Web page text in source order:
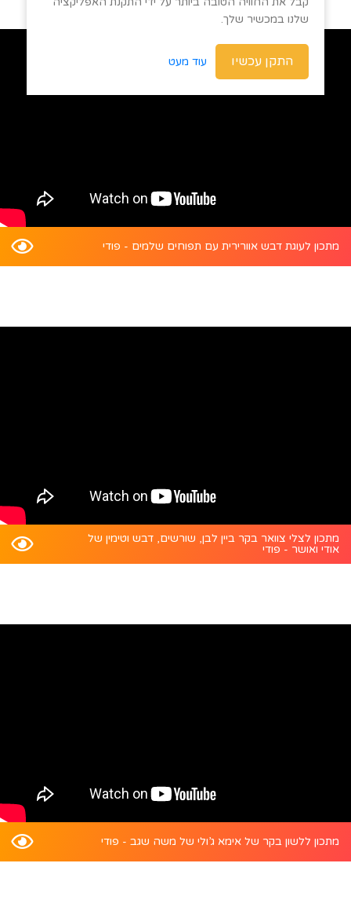
מתכון לעוגת דבש אוורירית עם תפוחים שלמים - פודי
מתכון לצלי צוואר בקר ביין לבן, שורשים, דבש וטימין של
אודי ואושר - פודי
מתכון ללשון בקר של אימא ג’ולי של משה שגב - פודי
שלנו במכשיר שלך.
התקן עכשיו עוד מעט